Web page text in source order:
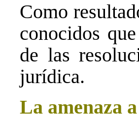
Como
conocidos
de las
jurídica.
La amenaza